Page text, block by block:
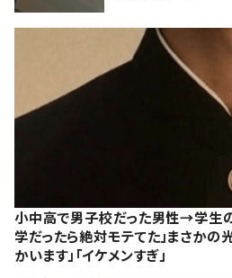
小中高で男子校だった男性→学生
学だったら絶対モテてた」まさかの
かいます」「イケメンすぎ」